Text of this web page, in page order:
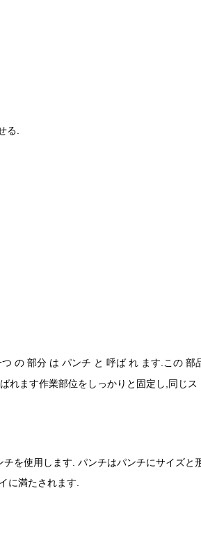
る.
の 部分 は パンチ と 呼ば れ ます.この 部
れます作業部位をしっかりと固定し,同じス
を使用します. パンチはパンチにサイズと
に満たされます.